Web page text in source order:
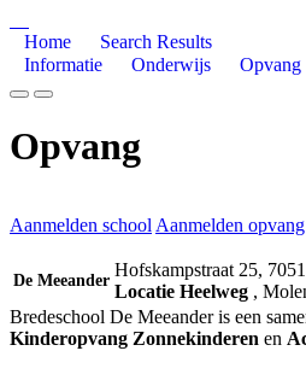
Home
Search Results
Informatie
Onderwijs Opvang
Opvang
Aanmelden school Aanmelden opvang
De Meeander
Hofskampstraat 25,
Locatie Heelweg ,
Bredeschool De Meeander is een
Kinderopvang Zonnekinderen en